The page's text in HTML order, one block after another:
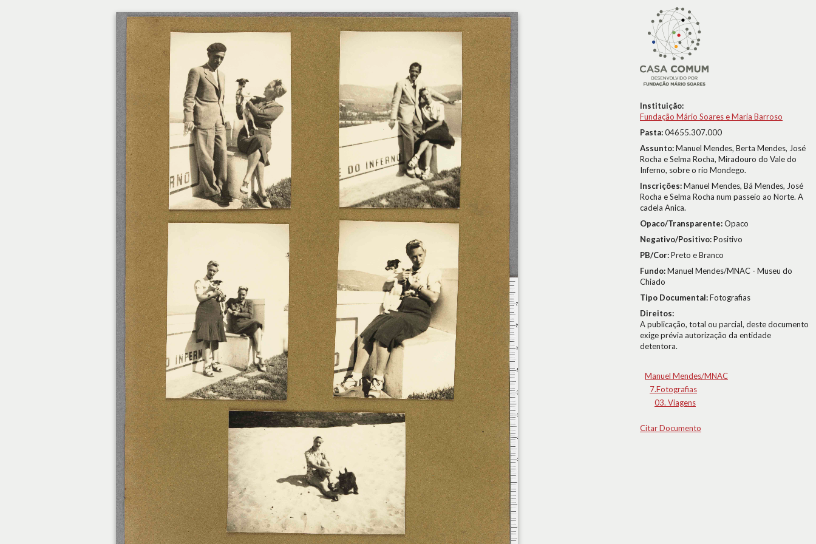
Instituição:
Fundação Mário Soares e Maria Barroso
Pasta:04655.307.000
Assunto:Manuel Mendes, Berta Mendes, José
Rocha e Selma Rocha, Miradouro do Vale do
Inferno, sobre o rio Mondego.
Inscrições:Manuel Mendes, Bá Mendes, José
Rocha e Selma Rocha num passeio ao Norte. A
cadela Anica.
Opaco/Transparente:Opaco
Negativo/Positivo:Positivo
PB/Cor:Preto e Branco
Fundo:Manuel Mendes/MNAC - Museu do
Chiado
Tipo Documental:Fotografias
Direitos:
A publicação, total ou parcial, deste documento
exige prévia autorização da entidade
detentora.
Manuel Mendes/MNAC
7.Fotografias
03. Viagens
Citar Documento